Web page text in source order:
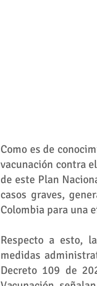
Como es de
vacunación contra
de este Plan
casos graves,
Colombia para una
Respecto a esto,
medidas
Decreto 109 de